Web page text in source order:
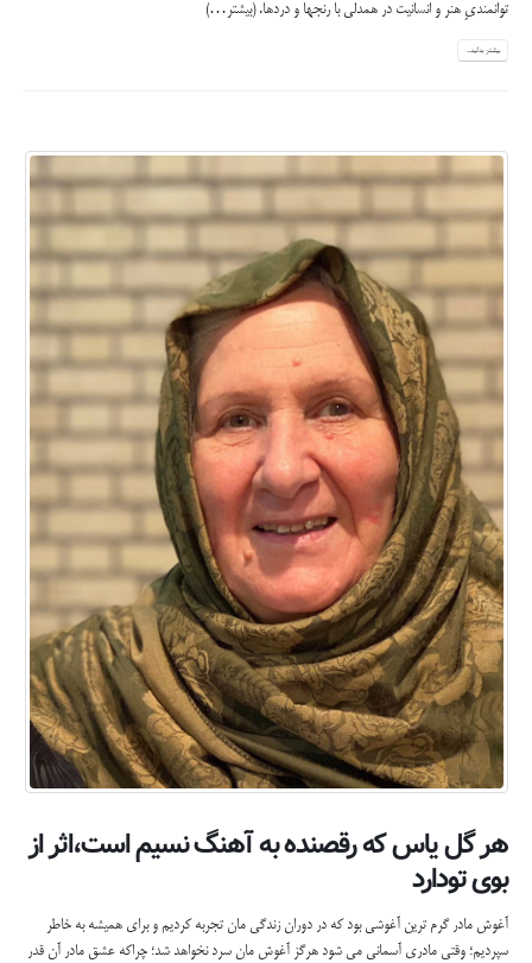
توانمندیِ هنر و انسانیت در همدلی با رنجها و دردها.(بیشتر…)
بیشتر بدانید...
هر گل یاس که رقصنده به آهنگ نسیم است،اثر از
بوی تودارد
آغوش مادر گرم ترین آغوشی بود که در دوران زندگی مان تجربه کردیم و برای همیشه به خاطر
سپردیم؛ وقتی مادری آسمانی می شود هرگز آغوش مان سرد نخواهد شد؛ چراکه عشق مادر آن قدر